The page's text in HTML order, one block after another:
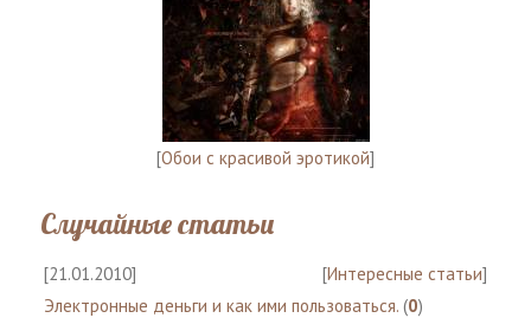
[Обои с красивой эротикой]
Случайные статьи
[21.01.2010] [Интересные статьи]
Электронные деньги и как ими пользоваться. (0)